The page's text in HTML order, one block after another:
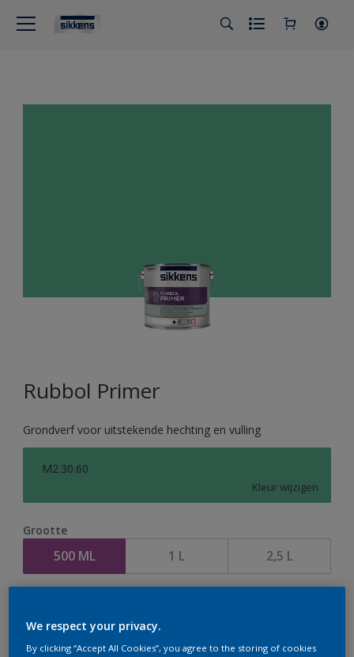
Rubbol Primer
Grondverf voor uitstekende hechting en vulling
M2.30.60
Kleur wijzigen
Grootte
500 ML 1 L 2,5 L
We respect your privacy.
By clicking “Accept All Cookies”, you agree to the storing of cookies